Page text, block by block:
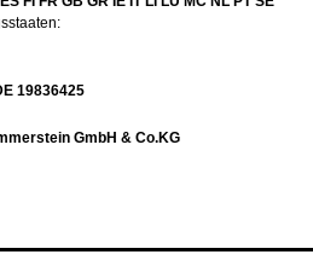
19836425
GmbH & Co.KG